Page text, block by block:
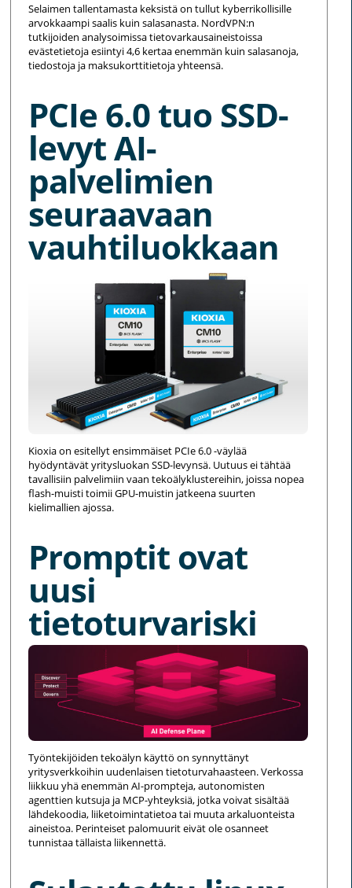
Selaimen tallentamasta keksistä on tullut kyberrikollisille
arvokkaampi saalis kuin salasanasta. NordVPN:n
tutkijoiden analysoimissa tietovarkausaineistoissa
evästetietoja esiintyi 4,6 kertaa enemmän kuin salasanoja,
tiedostoja ja maksukorttitietoja yhteensä.
PCIe 6.0 tuo SSD-
levyt AI-
palvelimien
seuraavaan
vauhtiluokkaan
Kioxia on esitellyt ensimmäiset PCIe 6.0 -väylää
hyödyntävät yritysluokan SSD-levynsä. Uutuus ei tähtää
tavallisiin palvelimiin vaan tekoälyklustereihin, joissa nopea
flash-muisti toimii GPU-muistin jatkeena suurten
kielimallien ajossa.
Promptit ovat
uusi
tietoturvariski
Työntekijöiden tekoälyn käyttö on synnyttänyt
yritysverkkoihin uudenlaisen tietoturvahaasteen. Verkossa
liikkuu yhä enemmän AI-prompteja, autonomisten
agenttien kutsuja ja MCP-yhteyksiä, jotka voivat sisältää
lähdekoodia, liiketoimintatietoa tai muuta arkaluonteista
aineistoa. Perinteiset palomuurit eivät ole osanneet
tunnistaa tällaista liikennettä.